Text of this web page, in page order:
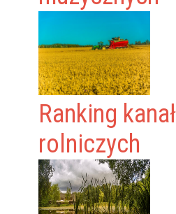
Ranking
rolniczych